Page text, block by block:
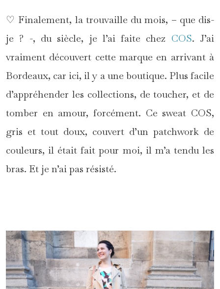
♡ Finalement, la trouvaille du mois, – que dis-
je ? -, du siècle, je l’ai faite chez COS. J’ai
vraiment découvert cette marque en arrivant à
Bordeaux, car ici, il y a une boutique. Plus facile
d’appréhender les collections, de toucher, et de
tomber en amour, forcément. Ce sweat COS,
gris et tout doux, couvert d’un patchwork de
couleurs, il était fait pour moi, il m’a tendu les
bras. Et je n’ai pas résisté.